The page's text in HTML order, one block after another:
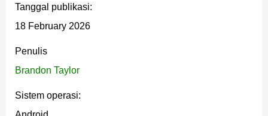
bawah tanah dengan nyaman. Bekerja dengan baik di
jaringan gua kompleks di mana beberapa lapisan saling
tumpang tindih. Alih-alih bersinar terlalu agresif, pack ini
mempertahankan skema warna netral yang mengurangi
Tanggal publikasi:
18 February 2026
Penulis
Brandon Taylor
Sistem operasi: